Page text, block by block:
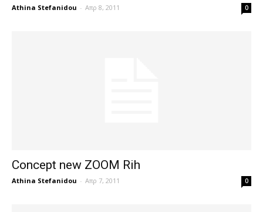
Athina Stefanidou - Απρ 8, 2011 0
Concept new ZOOM Rih
Athina Stefanidou - Απρ 7, 2011 0